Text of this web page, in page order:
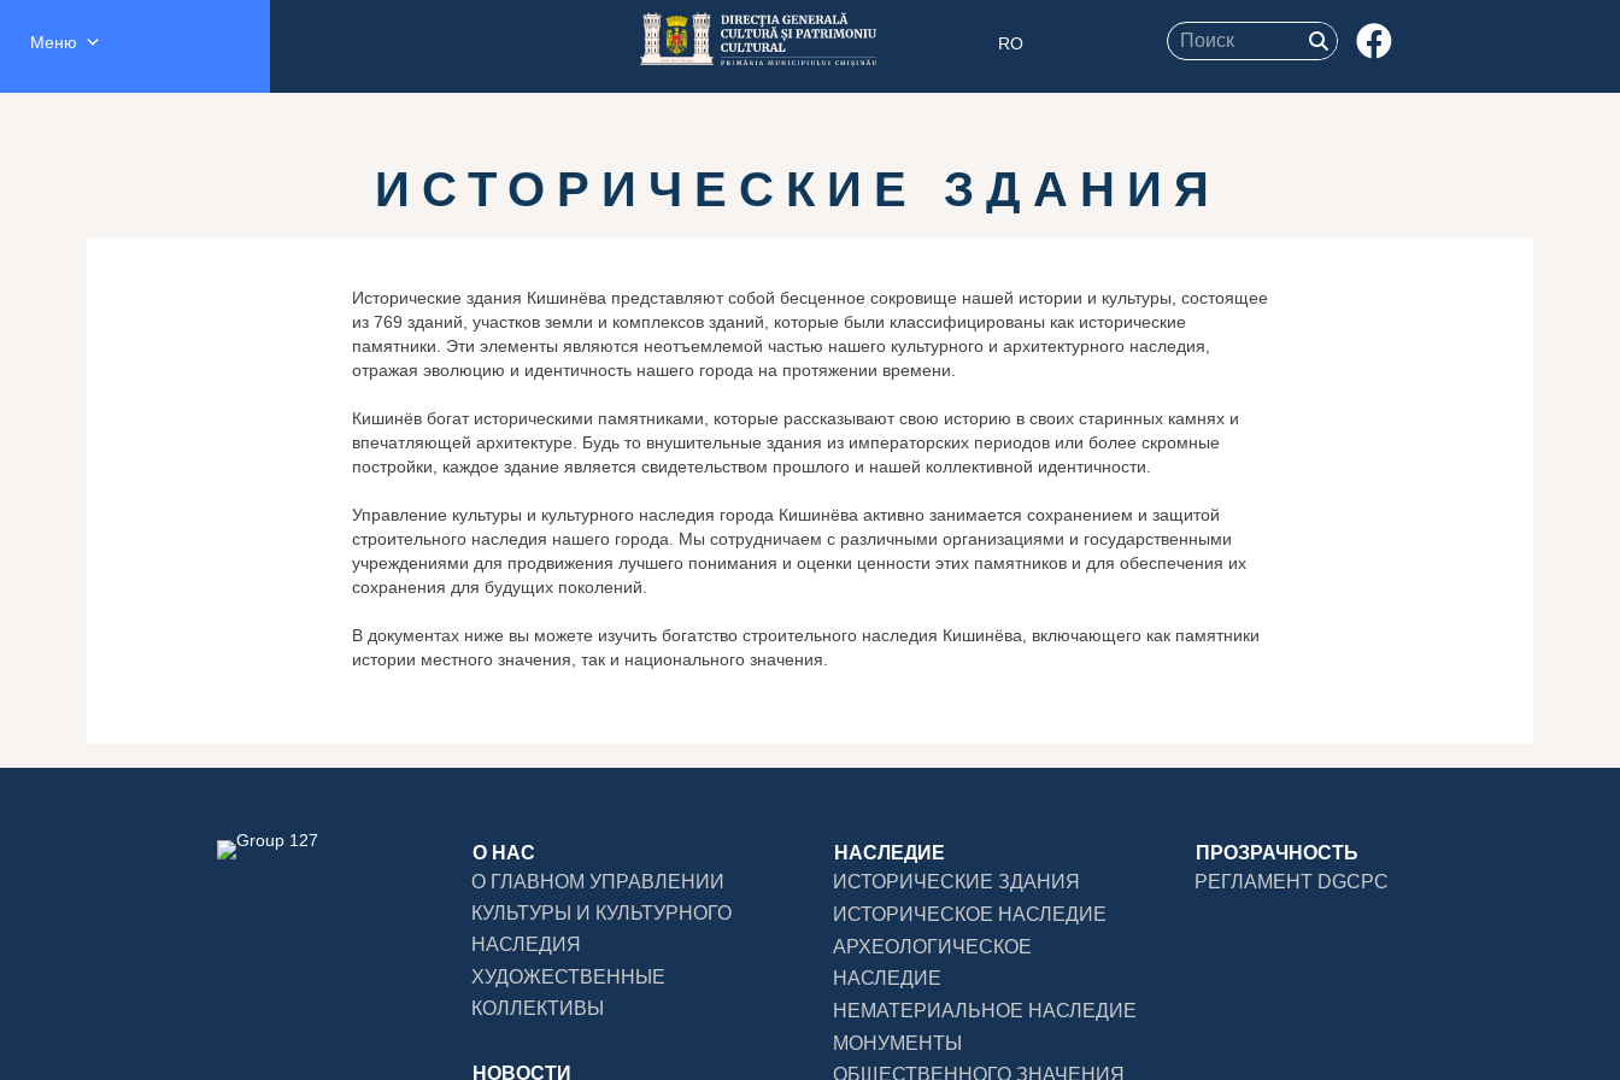
Меню RO
ИСТОРИЧЕСКИЕ ЗДАНИЯ
Исторические здания Кишинёва представляют собой бесценное сокровище нашей истории и культуры, состоящее
из 769 зданий, участков земли и комплексов зданий, которые были классифицированы как исторические
памятники. Эти элементы являются неотъемлемой частью нашего культурного и архитектурного наследия,
отражая эволюцию и идентичность нашего города на протяжении времени.
Кишинёв богат историческими памятниками, которые рассказывают свою историю в своих старинных камнях и
впечатляющей архитектуре. Будь то внушительные здания из императорских периодов или более скромные
постройки, каждое здание является свидетельством прошлого и нашей коллективной идентичности.
Управление культуры и культурного наследия города Кишинёва активно занимается сохранением и защитой
строительного наследия нашего города. Мы сотрудничаем с различными организациями и государственными
учреждениями для продвижения лучшего понимания и оценки ценности этих памятников и для обеспечения их
сохранения для будущих поколений.
В документах ниже вы можете изучить богатство строительного наследия Кишинёва, включающего как памятники
истории местного значения, так и национального значения.
О НАС
О ГЛАВНОМ УПРАВЛЕНИИ
КУЛЬТУРЫ И КУЛЬТУРНОГО
НАСЛЕДИЯ
ХУДОЖЕСТВЕННЫЕ
КОЛЛЕКТИВЫ
НОВОСТИ
НАСЛЕДИЕ
ИСТОРИЧЕСКИЕ ЗДАНИЯ
ИСТОРИЧЕСКОЕ НАСЛЕДИЕ
АРХЕОЛОГИЧЕСКОЕ
НАСЛЕДИЕ
НЕМАТЕРИАЛЬНОЕ НАСЛЕДИЕ
МОНУМЕНТЫ
ОБЩЕСТВЕННОГО ЗНАЧЕНИЯ
ПРОЗРАЧНОСТЬ
РЕГЛАМЕНТ DGCPC